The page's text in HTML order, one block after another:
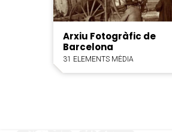
Arxiu Fotogràfic de
Barcelona
31 ELEMENTS MÈDIA